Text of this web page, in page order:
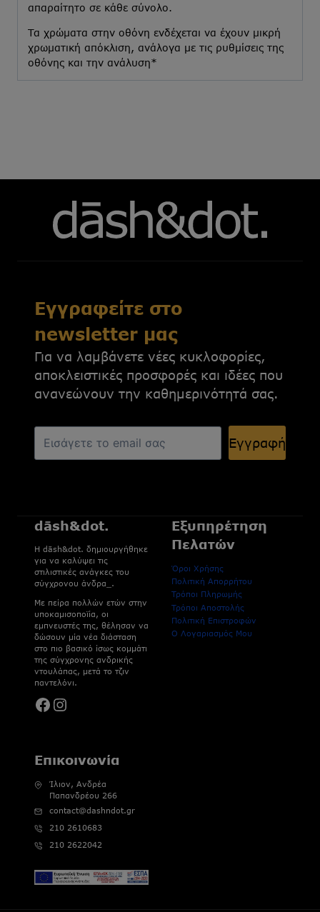
απαραίτητο σε κάθε σύνολο.
Τα χρώματα στην οθόνη ενδέχεται να έχουν μικρή
χρωματική απόκλιση, ανάλογα με τις ρυθμίσεις της
οθόνης και την ανάλυση*
Εγγραφείτε στο
newsletter μας
Για να λαμβάνετε νέες κυκλοφορίες,
αποκλειστικές προσφορές και ιδέες που
ανανεώνουν την καθημερινότητά σας.
Εγγραφή
dāsh&dot.
H dāsh&dot. δημιουργήθηκε
για να καλύψει τις
στιλιστικές ανάγκες του
σύγχρονου άνδρα_.
Με πείρα πολλών ετών στην
υποκαμισοποϊία, οι
εμπνευστές της, θέλησαν να
δώσουν μία νέα διάσταση
στο πιο βασικό ίσως κομμάτι
της σύγχρονης ανδρικής
ντουλάπας, μετά το τζιν
παντελόνι.
Facebook
Instagram
Εξυπηρέτηση
Πελατών
Όροι Χρήσης
Πολιτική Απορρήτου
Τρόποι Πληρωμής
Τρόποι Αποστολής
Πολιτική Επιστροφών
Ο Λογαριασμός Μου
Επικοινωνία
Ίλιον, Ανδρέα
Παπανδρέου 266
contact@dashndot.gr
210 2610683
210 2622042